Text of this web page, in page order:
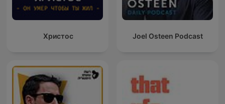
Христос Joel Osteen Podcast